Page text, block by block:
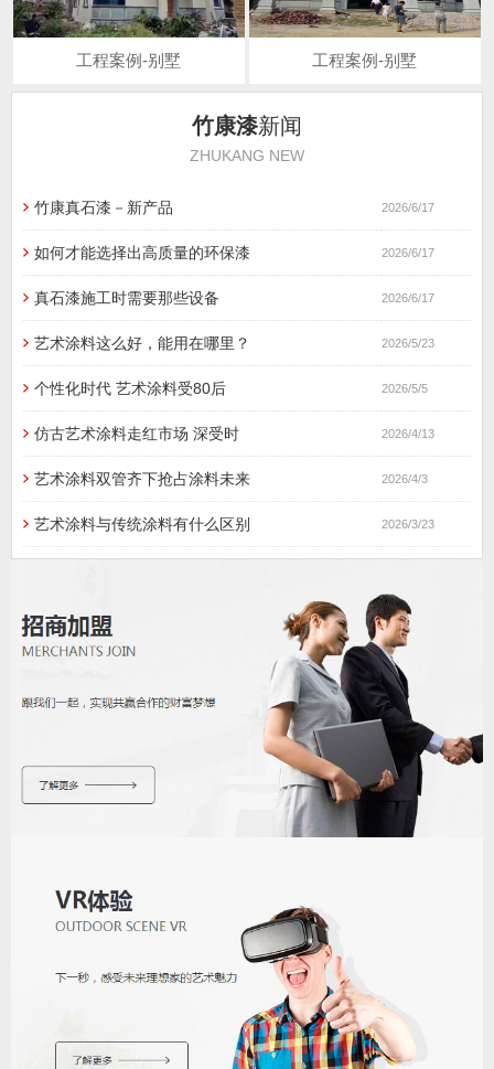
工程案例-别墅 工程案例-别墅
竹康漆新闻
ZHUKANG NEW
竹康真石漆－新产品 2026/6/17
如何才能选择出高质量的环保漆 2026/6/17
真石漆施工时需要那些设备 2026/6/17
艺术涂料这么好，能用在哪里？ 2026/5/23
个性化时代 艺术涂料受80后 2026/5/5
仿古艺术涂料走红市场 深受时 2026/4/13
艺术涂料双管齐下抢占涂料未来 2026/4/3
艺术涂料与传统涂料有什么区别 2026/3/23